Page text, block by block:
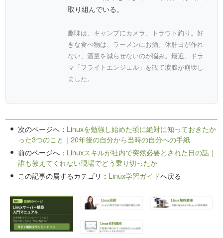
取り組んでいる。
趣味は、キャンプにカメラ、トラウト釣り。好
きな食べ物は、ラーメンにお酒。休肝日が作れ
ない、酒量を減らせないのが悩み。最近、ドラ
マ「フライトエンジェル」を観て涙腺が崩壊し
ました。
次のページへ： Linuxを勉強し始めた頃に絶対に知っておきたか
った3つのこと｜20年後の自分から当時の自分への手紙
前のページへ： Linuxスキルが社内で突然必要とされた日の話｜
誰も教えてくれない現場でどう乗り切ったか
この記事の属するカテゴリ： Linux学習ガイドへ戻る